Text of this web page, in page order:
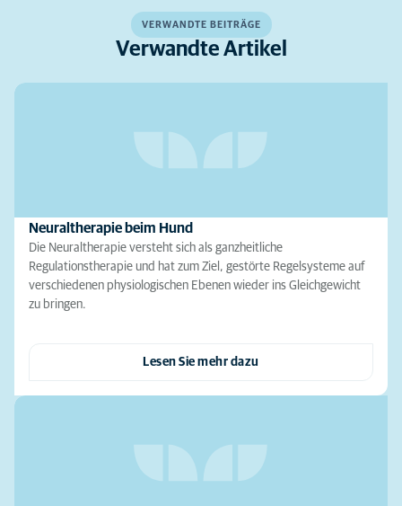
VERWANDTE BEITRÄGE
Verwandte Artikel
Neuraltherapie beim Hund
Die Neuraltherapie versteht sich als ganzheitliche
Regulationstherapie und hat zum Ziel, gestörte Regelsysteme auf
verschiedenen physiologischen Ebenen wieder ins Gleichgewicht
zu bringen.
Lesen Sie mehr dazu